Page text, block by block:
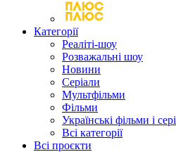
Категорії
Реаліті-шоу
Розважальні шоу
Новини
Серіали
Мультфільми
Фільми
Українські фільми і
Всі категорії
Всі проєкти